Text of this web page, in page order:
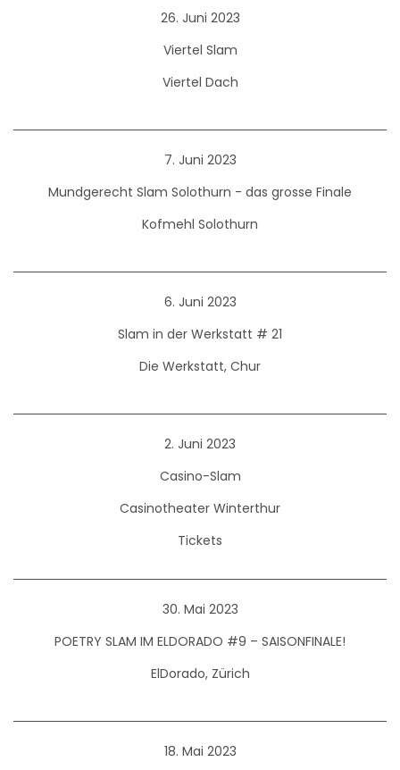
26. Juni 2023
Viertel Slam
Viertel Dach
7. Juni 2023
Mundgerecht Slam Solothurn - das grosse Finale
Kofmehl Solothurn
6. Juni 2023
Slam in der Werkstatt # 21
Die Werkstatt, Chur
2. Juni 2023
Casino-Slam
Casinotheater Winterthur
Tickets
30. Mai 2023
POETRY SLAM IM ELDORADO #9 – SAISONFINALE!
ElDorado, Zürich
18. Mai 2023